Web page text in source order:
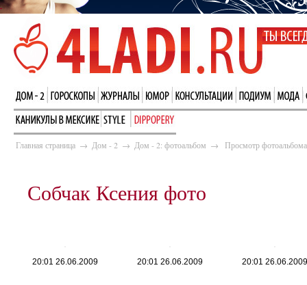
Главная страница → Дом - 2 → Дом - 2: фотоальбом → Просмотр
Собчак Ксения фото
20:01 26.06.2009 20:01 26.06.2009 20:01 26.06.2009